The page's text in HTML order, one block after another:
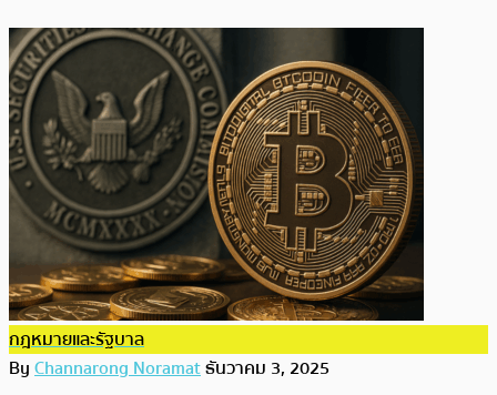
กฎหมายและรัฐบาล
ByChannarong Noramatธันวาคม 3, 2025